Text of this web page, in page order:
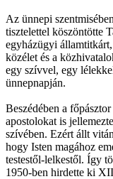
Az ünnepi
tisztelettel köszöntötte
egyházügyi
közélet és a
egy szívvel, egy
ünnepnapján.
Beszédében a
apostolokat is
szívében. Ezért állt
hogy Isten magához
testestől-lelkestől. Így
1950-ben hirdette ki